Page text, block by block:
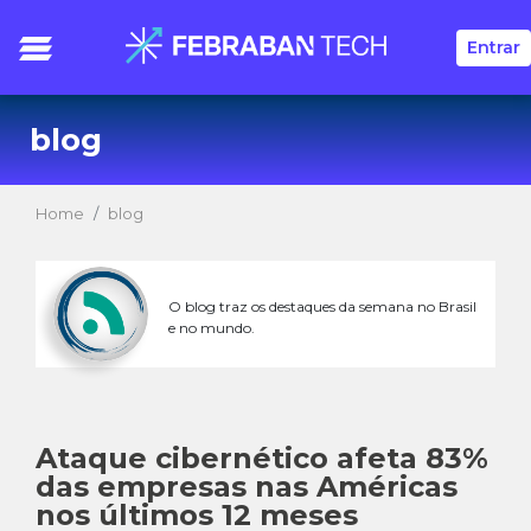
Entrar
blog
Home blog
O blog traz os destaques da semana no Brasil
e no mundo.
Ataque cibernético afeta 83%
das empresas nas Américas
nos últimos 12 meses